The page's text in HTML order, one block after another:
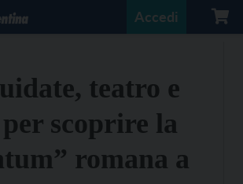
Accedi
teatro e
scoprire la
romana a